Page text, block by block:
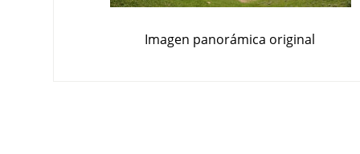
Imagen panorámica original